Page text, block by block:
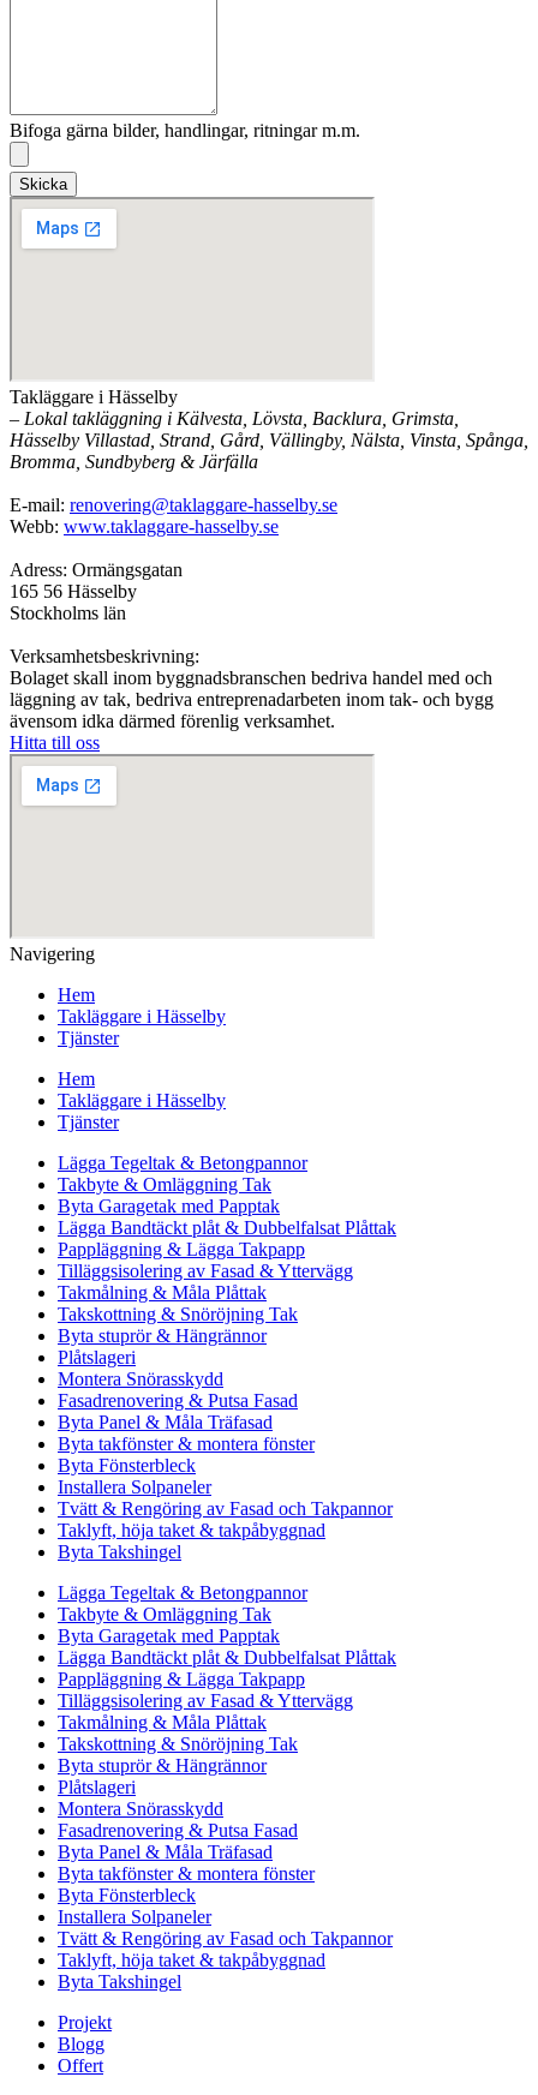
Bifoga gärna bilder, handlingar, ritningar m.m.
Skicka
Takläggare i Hässelby
– Lokal takläggning i Kälvesta, Lövsta, Backlura, Grimsta,
Hässelby Villastad, Strand, Gård, Vällingby, Nälsta, Vinsta, Spånga,
Bromma, Sundbyberg & Järfälla
E-mail: renovering@taklaggare-hasselby.se
Webb: www.taklaggare-hasselby.se
Adress: Ormängsgatan
165 56 Hässelby
Stockholms län
Verksamhetsbeskrivning:
Bolaget skall inom byggnadsbranschen bedriva handel med och
läggning av tak, bedriva entreprenadarbeten inom tak- och bygg
ävensom idka därmed förenlig verksamhet.
Hitta till oss
Navigering
Hem
Takläggare i Hässelby
Tjänster
Hem
Takläggare i Hässelby
Tjänster
Lägga Tegeltak & Betongpannor
Takbyte & Omläggning Tak
Byta Garagetak med Papptak
Lägga Bandtäckt plåt & Dubbelfalsat Plåttak
Pappläggning & Lägga Takpapp
Tilläggsisolering av Fasad & Yttervägg
Takmålning & Måla Plåttak
Takskottning & Snöröjning Tak
Byta stuprör & Hängrännor
Plåtslageri
Montera Snörasskydd
Fasadrenovering & Putsa Fasad
Byta Panel & Måla Träfasad
Byta takfönster & montera fönster
Byta Fönsterbleck
Installera Solpaneler
Tvätt & Rengöring av Fasad och Takpannor
Taklyft, höja taket & takpåbyggnad
Byta Takshingel
Lägga Tegeltak & Betongpannor
Takbyte & Omläggning Tak
Byta Garagetak med Papptak
Lägga Bandtäckt plåt & Dubbelfalsat Plåttak
Pappläggning & Lägga Takpapp
Tilläggsisolering av Fasad & Yttervägg
Takmålning & Måla Plåttak
Takskottning & Snöröjning Tak
Byta stuprör & Hängrännor
Plåtslageri
Montera Snörasskydd
Fasadrenovering & Putsa Fasad
Byta Panel & Måla Träfasad
Byta takfönster & montera fönster
Byta Fönsterbleck
Installera Solpaneler
Tvätt & Rengöring av Fasad och Takpannor
Taklyft, höja taket & takpåbyggnad
Byta Takshingel
Projekt
Blogg
Offert